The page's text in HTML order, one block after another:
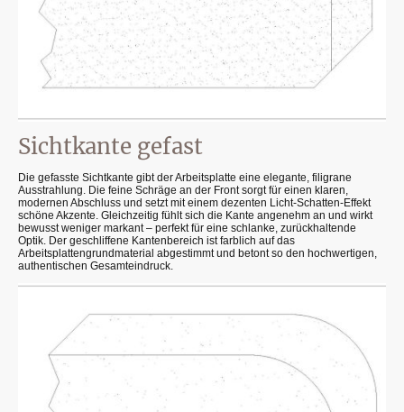
Sichtkante gefast
Die gefasste Sichtkante gibt der Arbeitsplatte eine elegante, filigrane
Ausstrahlung. Die feine Schräge an der Front sorgt für einen klaren,
modernen Abschluss und setzt mit einem dezenten Licht-Schatten-Effekt
schöne Akzente. Gleichzeitig fühlt sich die Kante angenehm an und wirkt
bewusst weniger markant – perfekt für eine schlanke, zurückhaltende
Optik. Der geschliffene Kantenbereich ist farblich auf das
Arbeitsplattengrundmaterial abgestimmt und betont so den hochwertigen,
authentischen Gesamteindruck.